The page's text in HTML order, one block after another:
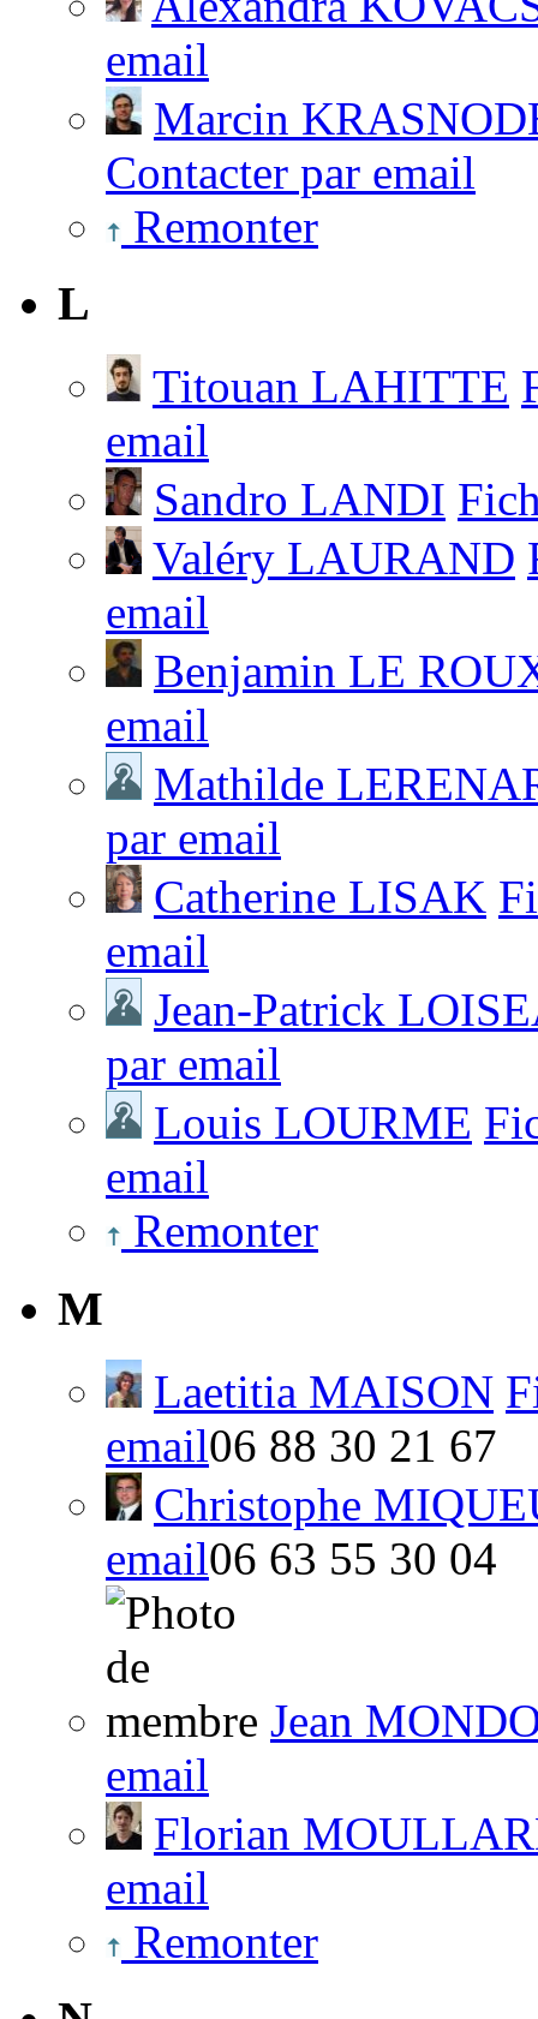
email
Marcin
Contacter par email
Remonter
L
Titouan LAHITTE
email
Sandro LANDI
Valéry LAURAND
email
Benjamin LE
email
Mathilde
par email
Catherine LISAK
email
Jean-Patrick
par email
Louis LOURME
email
Remonter
M
Laetitia MAISON
email06 88 30 21 67
Christophe
email06 63 55 30 04
Jean
email
Florian
email
Remonter